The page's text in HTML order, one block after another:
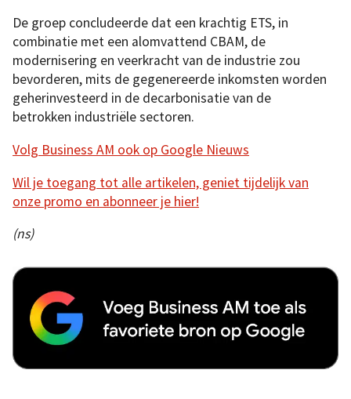
De groep concludeerde dat een krachtig ETS, in
combinatie met een alomvattend CBAM, de
modernisering en veerkracht van de industrie zou
bevorderen, mits de gegenereerde inkomsten worden
geherinvesteerd in de decarbonisatie van de
betrokken industriële sectoren.
Volg Business AM ook op Google Nieuws
Wil je toegang tot alle artikelen, geniet tijdelijk van
onze promo en abonneer je hier!
(ns)